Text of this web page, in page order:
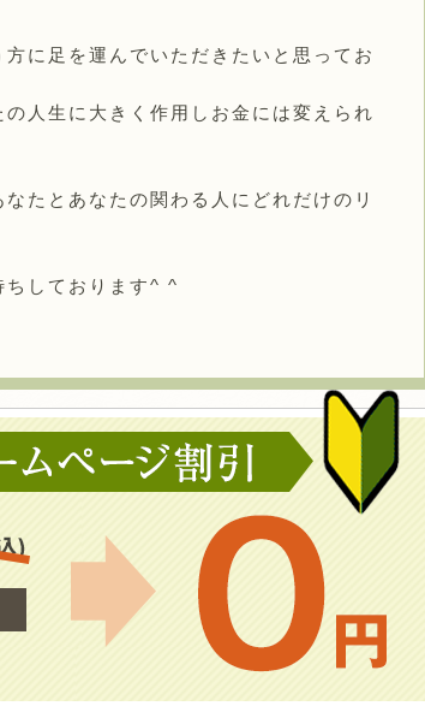
に足を運んでいただきたいと思ってお
人生に大きく作用しお金には変えられ
たとあなたの関わる人にどれだけのリ
ちしております^ ^